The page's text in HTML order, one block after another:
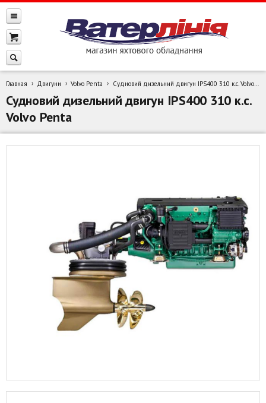
Главная Двигуни Volvo Penta Судновий дизельний двигун IPS400 310 к.с. Volvo Penta
Судновий дизельний двигун IPS400 310 к.с.
Volvo Penta